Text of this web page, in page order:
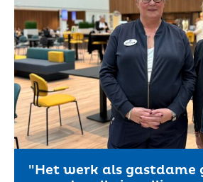
"Het werk als gastdame